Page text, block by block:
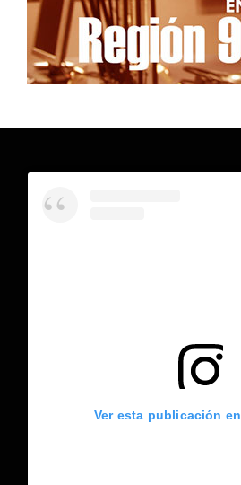
Ver esta publicación